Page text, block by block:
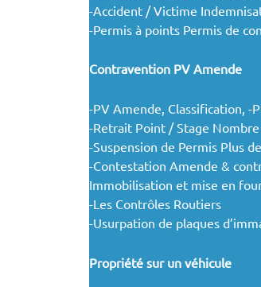
-Accident / Victime
-Permis à points Permis de
Contravention PV Amende
-PV Amende, Classification, -
-Retrait Point / Stage
-Suspension de Permis Plus
-Contestation Amende &
Immobilisation et mise en
-Les Contrôles Routiers
-Usurpation de plaques
Propriété sur un véhicule